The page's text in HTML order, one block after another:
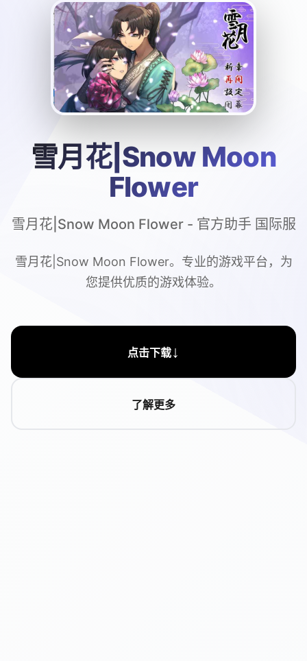
雪月花|Snow Moon
Flower
雪月花|Snow Moon Flower - 官方助手 国际服
雪月花|Snow Moon Flower。专业的游戏平台，为
您提供优质的游戏体验。
点击下载↓
了解更多